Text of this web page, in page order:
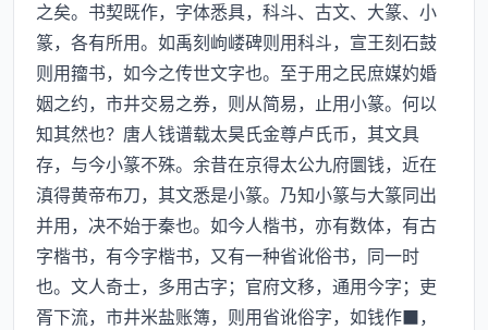
之矣。书契既作，字体悉具，科斗、古文、大篆、小
篆，各有所用。如禹刻岣嵝碑则用科斗，宣王刻石鼓
则用籀书，如今之传世文字也。至于用之民庶媒妁婚
姻之约，市井交易之券，则从简易，止用小篆。何以
知其然也？唐人钱谱载太昊氏金尊卢氏币，其文具
存，与今小篆不殊。余昔在京得太公九府圜钱，近在
滇得黄帝布刀，其文悉是小篆。乃知小篆与大篆同出
并用，决不始于秦也。如今人楷书，亦有数体，有古
字楷书，有今字楷书，又有一种省讹俗书，同一时
也。文人奇士，多用古字；官府文移，通用今字；吏
胥下流，市井米盐账簿，则用省讹俗字，如钱作■，